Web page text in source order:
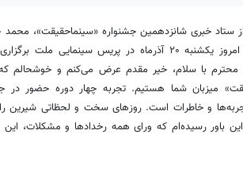
ستاد خبری شانزدهمین جشنواره «سینماحقیقت»، محمد
۲۰ آذرماه در پریسسینمایی ملت
محترم با سلام، خیر مقدم عرض می‌کنم و خوشحالم
» میزبان شما هستیم. تجربه چهار دوره حضور در
و خاطرات است. روزهای سخت و لحظاتی شیرین
باور رسیده‌ام که ورایهمه رخدادها و مشکلات، این